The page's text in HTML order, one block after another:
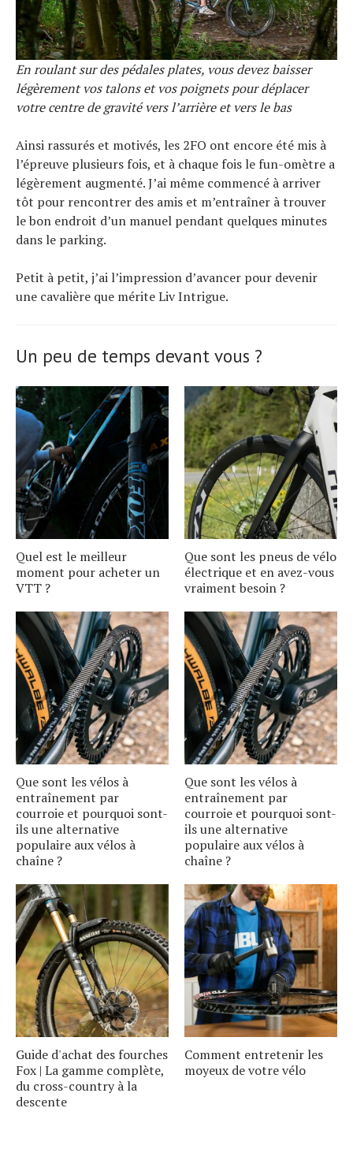
En roulant sur des pédales plates, vous devez baisser
légèrement vos talons et vos poignets pour déplacer
votre centre de gravité vers l’arrière et vers le bas
Ainsi rassurés et motivés, les 2FO ont encore été mis à
l’épreuve plusieurs fois, et à chaque fois le fun-omètre a
légèrement augmenté. J’ai même commencé à arriver
tôt pour rencontrer des amis et m’entraîner à trouver
le bon endroit d’un manuel pendant quelques minutes
dans le parking.
Petit à petit, j’ai l’impression d’avancer pour devenir
une cavalière que mérite Liv Intrigue.
Un peu de temps devant vous ?
Quel est le meilleur
moment pour acheter un
VTT ?
Que sont les pneus de vélo
électrique et en avez-vous
vraiment besoin ?
Que sont les vélos à
entraînement par
courroie et pourquoi sont-
ils une alternative
populaire aux vélos à
chaîne ?
Que sont les vélos à
entraînement par
courroie et pourquoi sont-
ils une alternative
populaire aux vélos à
chaîne ?
Guide d'achat des fourches
Fox | La gamme complète,
du cross-country à la
descente
Comment entretenir les
moyeux de votre vélo